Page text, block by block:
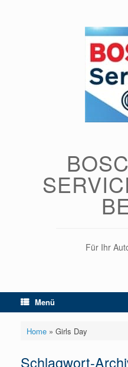
Für Ihr
Menü
Home» Girls Day
Schlagwort-